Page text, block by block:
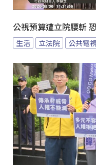
公視預算遭立院腰斬
生活 立法院 公共電